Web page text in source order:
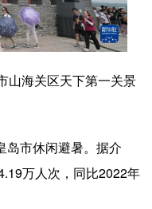
信息化 数字经济
能源 会展
亚太网 上市公司
海关区天下第一关景
市休闲避暑。据介
万人次，同比2022年